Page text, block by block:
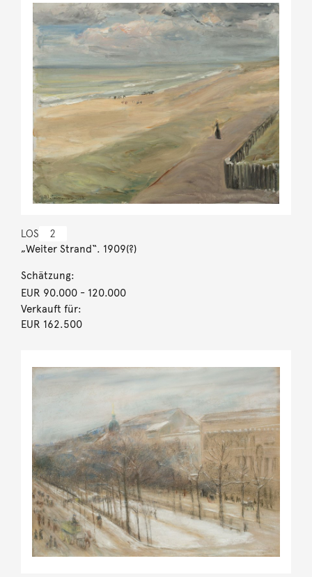
LOS 2
„Weiter Strand“. 1909(?)
Schätzung:
EUR 90.000- 120.000
Verkauft für:
EUR 162.500